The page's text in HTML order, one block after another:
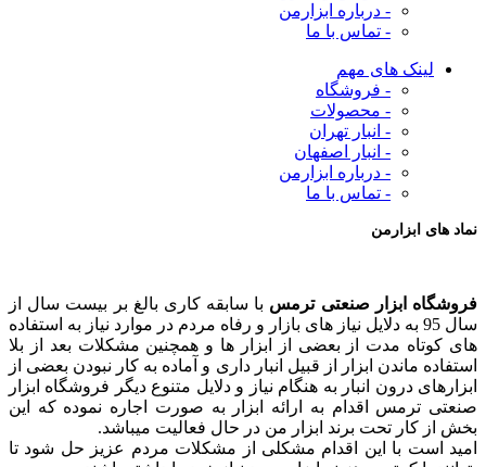
- درباره ابزارمن
- تماس با ما
لینک های مهم
- فروشگاه
- محصولات
- انبار تهران
- انبار اصفهان
- درباره ابزارمن
- تماس با ما
نماد های ابزارمن
فروشگاه ابزار صنعتی ترمس با سابقه کاری بالغ بر بیست سال از
سال 95 به دلایل نیاز های بازار و رفاه مردم در موارد نیاز به استفاده
های کوتاه مدت از بعضی از ابزار ها و همچنین مشکلات بعد از بلا
استفاده ماندن ابزار از قبیل انبار داری و آماده به کار نبودن بعضی از
ابزارهای درون انبار به هنگام نیاز و دلایل متنوع دیگر فروشگاه ابزار
صنعتی ترمس اقدام به ارائه ابزار به صورت اجاره نموده که این
بخش از کار تحت برند ابزار من در حال فعالیت میباشد.
امید است با این اقدام مشکلی از مشکلات مردم عزیز حل شود تا